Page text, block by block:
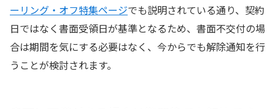
ーリング・オフ特集ページでも説明されている通り、契約
日ではなく書面受領日が基準となるため、書面不交付の場
合は期間を気にする必要はなく、今からでも解除通知を行
うことが検討されます。